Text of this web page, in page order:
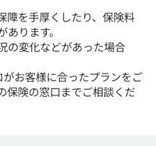
障を手厚くしたり、保険料
ります。
の変化などがあった場合
お客様に合ったプランをご
保険の窓口までご相談くだ